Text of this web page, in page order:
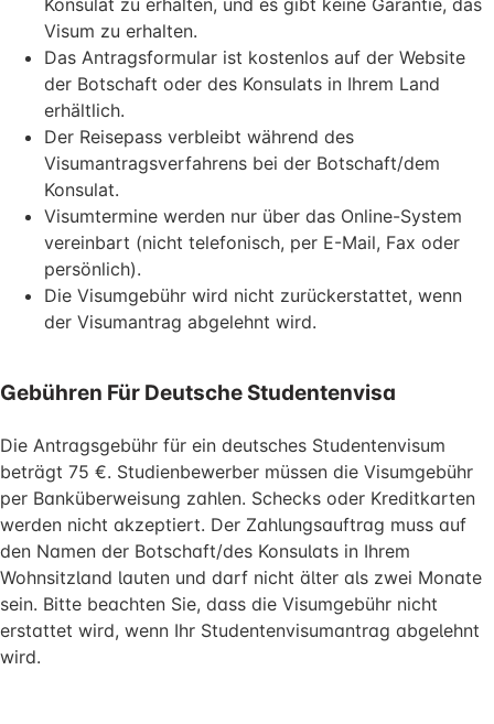
Visum zu erhalten.
Das Antragsformular ist kostenlos auf der Website
der Botschaft oder des Konsulats in Ihrem Land
erhältlich.
Der Reisepass verbleibt während des
Visumantragsverfahrens bei der Botschaft/dem
Konsulat.
Visumtermine werden nur über das Online-System
vereinbart (nicht telefonisch, per E-Mail, Fax oder
persönlich).
Die Visumgebühr wird nicht zurückerstattet, wenn
der Visumantrag abgelehnt wird.
Gebühren Für Deutsche Studentenvisa
Die Antragsgebühr für ein deutsches Studentenvisum
beträgt 75 €. Studienbewerber müssen die Visumgebühr
per Banküberweisung zahlen. Schecks oder Kreditkarten
werden nicht akzeptiert. Der Zahlungsauftrag muss auf
den Namen der Botschaft/des Konsulats in Ihrem
Wohnsitzland lauten und darf nicht älter als zwei Monate
sein. Bitte beachten Sie, dass die Visumgebühr nicht
erstattet wird, wenn Ihr Studentenvisumantrag abgelehnt
wird.